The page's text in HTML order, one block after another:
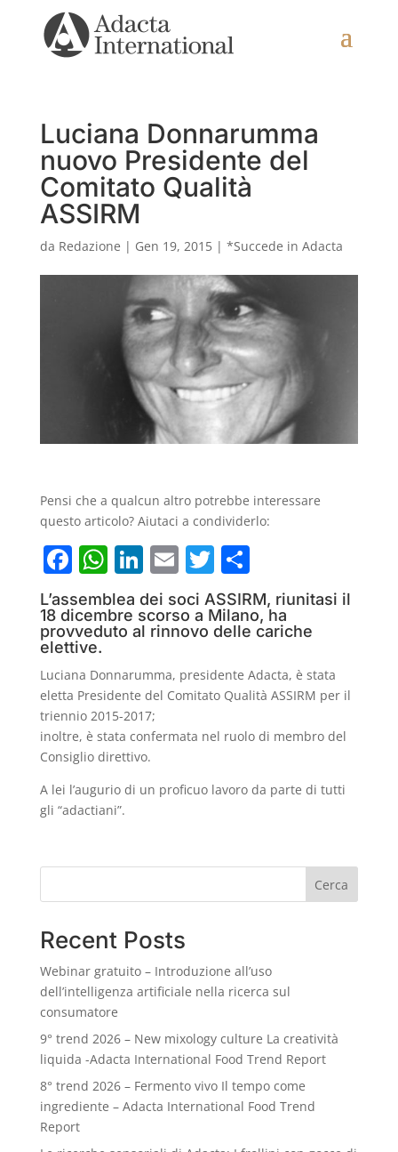
Luciana Donnarumma
nuovo Presidente del
Comitato Qualità
ASSIRM
da Redazione | Gen 19, 2015| *Succede in Adacta
Pensi che a qualcun altro potrebbe interessare
questo articolo? Aiutaci a condividerlo:
F
a
c
e
b
o
o
k
W
h
at
s
A
p
p
Li
n
k
e
dI
n
E
m
ai
l
T
w
itt
er
C
o
n
di
vi
di
L’assemblea dei soci ASSIRM, riunitasi il
18 dicembre scorso a Milano, ha
provveduto al rinnovo delle cariche
elettive.
Luciana Donnarumma, presidente Adacta, è stata
eletta Presidente del Comitato Qualità ASSIRM per il
triennio 2015-2017;
inoltre, è stata confermata nel ruolo di membro del
Consiglio direttivo.
A lei l’augurio di un proficuo lavoro da parte di tutti
gli “adactiani”.
Cerca
Recent Posts
Webinar gratuito – Introduzione all’uso
dell’intelligenza artificiale nella ricerca sul
consumatore
9° trend 2026 – New mixology culture La creatività
liquida -Adacta International Food Trend Report
8° trend 2026 – Fermento vivo Il tempo come
ingrediente – Adacta International Food Trend
Report